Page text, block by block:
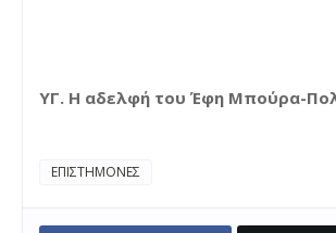
ΥΓ. Η αδελφή του Έφη Μπούρα-
ΕΠΙΣΤΗΜΟΝΕΣ